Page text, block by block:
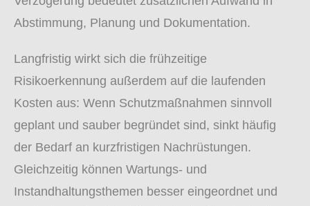
Abstimmung, Planung und Dokumentation.
Langfristig wirkt sich die frühzeitige
Risikoerkennung außerdem auf die laufenden
Kosten aus: Wenn Schutzmaßnahmen sinnvoll
geplant und sauber begründet sind, sinkt häufig
der Bedarf an kurzfristigen Nachrüstungen.
Gleichzeitig können Wartungs- und
Instandhaltungsthemen besser eingeordnet und